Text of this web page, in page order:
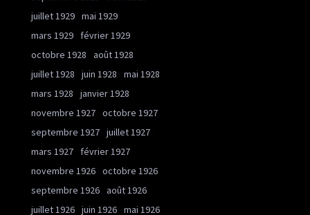
juillet 1929 mai 1929
mars 1929
février 1929
octobre 1928
août 1928
juillet 1928
juin 1928
mai 1928
mars 1928
janvier 1928
novembre 1927 octobre 1927
septembre 1927 juillet 1927
mars 1927
février 1927
novembre 1926 octobre 1926
septembre 1926 août 1926
juillet 1926 juin 1926 mai 1926